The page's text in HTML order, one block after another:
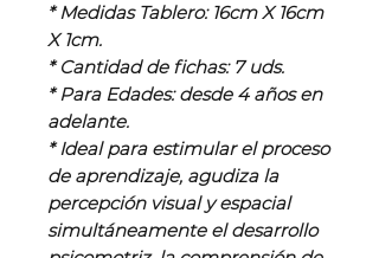
* Medidas Tablero: 16cm X 16cm
X 1cm.
* Cantidad de fichas: 7 uds.
* Para Edades: desde 4 años en
adelante.
* Ideal para estimular el proceso
de aprendizaje, agudiza la
percepción visual y espacial
simultáneamente el desarrollo